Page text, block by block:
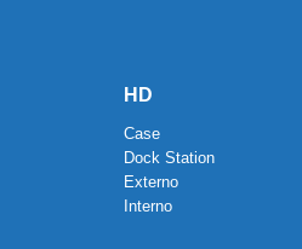
HD
Case
Dock Station
Externo
Interno